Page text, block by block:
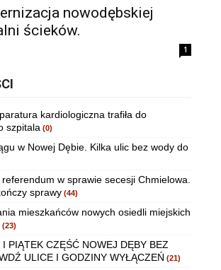
nowodębskiej
ścieków.
1
kardiologiczna trafiła do
szpitala (0)
w Nowej Dębie. Kilka ulic bez wody do
w sprawie secesji Chmielowa.
sprawy (44)
mieszkańców nowych osiedli miejskich
(23)
PIĄTEK CZĘŚĆ NOWEJ DĘBY BEZ
ULICE I GODZINY WYŁĄCZEŃ (21)